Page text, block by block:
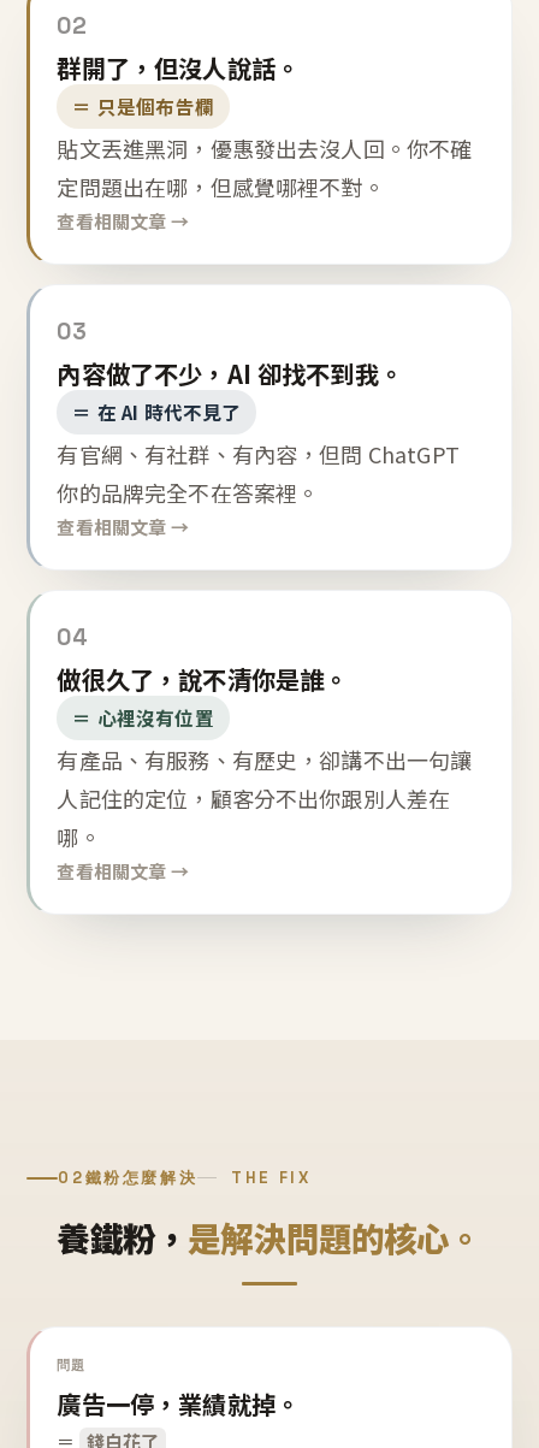
02
群開了，但沒人說話。
＝ 只是個布告欄
貼文丟進黑洞，優惠發出去沒人回。你不確
定問題出在哪，但感覺哪裡不對。
查看相關文章 →
03
內容做了不少，AI 卻找不到我。
＝ 在 AI 時代不見了
有官網、有社群、有內容，但問 ChatGPT
你的品牌完全不在答案裡。
查看相關文章 →
04
做很久了，說不清你是誰。
＝ 心裡沒有位置
有產品、有服務、有歷史，卻講不出一句讓
人記住的定位，顧客分不出你跟別人差在
哪。
查看相關文章 →
02鐵粉怎麼解決 THE FIX
養鐵粉， 是解決問題的核心。
問題
廣告一停，業績就掉。
＝ 錢白花了